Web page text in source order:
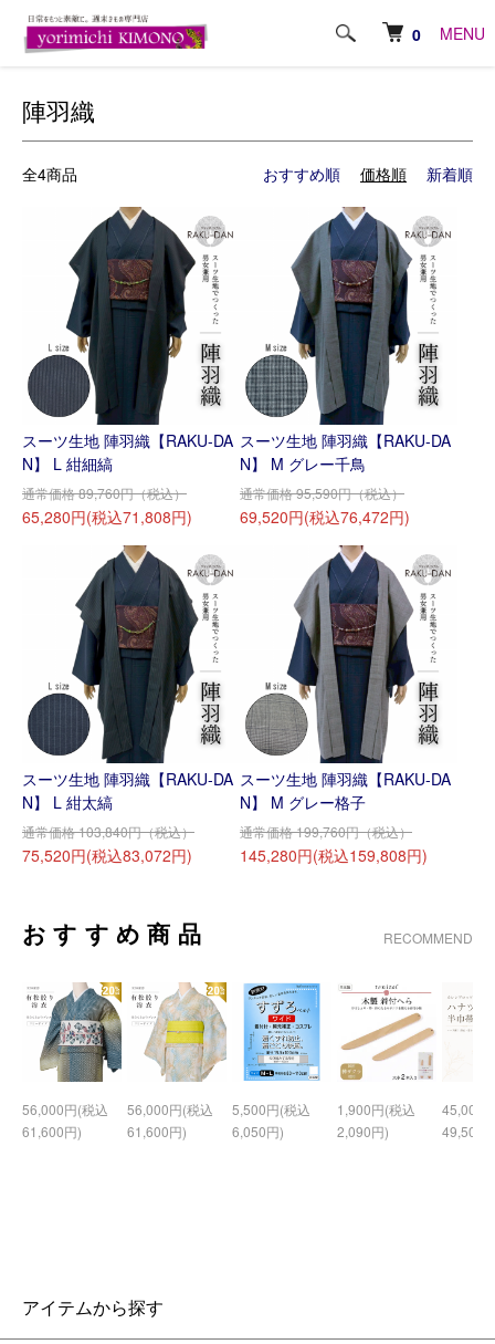
0 MENU
ホーム 羽織るもの 陣羽織
陣羽織
全4商品 おすすめ順 価格順 新着順
スーツ生地 陣羽織【RAKU-DA
N】 L 紺細縞
通常価格 89,760円（税込）
65,280円(税込71,808円)
スーツ生地 陣羽織【RAKU-DA
N】 M グレー千鳥
通常価格 95,590円（税込）
69,520円(税込76,472円)
スーツ生地 陣羽織【RAKU-DA
N】 L 紺太縞
通常価格 103,840円（税込）
75,520円(税込83,072円)
スーツ生地 陣羽織【RAKU-DA
N】 M グレー格子
通常価格 199,760円（税込）
145,280円(税込159,808円)
おすすめ商品 RECOMMEND
56,000円(税込
61,600円)
56,000円(税込
61,600円)
5,500円(税込
6,050円)
1,900円(税込
2,090円)
45,000
49,500
アイテムから探す